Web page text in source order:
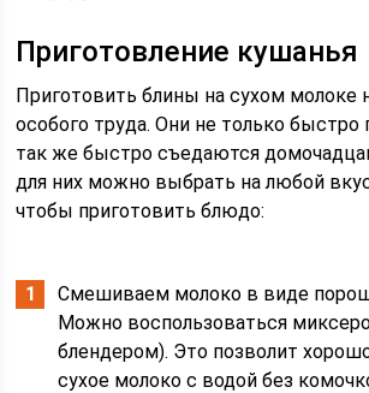
Приготовление кушанья
Приготовить блины на сухом молоке
особого труда. Они не только быстро
так же быстро съедаются
для них можно выбрать на любой
чтобы приготовить блюдо:
Смешиваем молоко в виде
Можно воспользоваться
блендером). Это позволит
сухое молоко с водой без